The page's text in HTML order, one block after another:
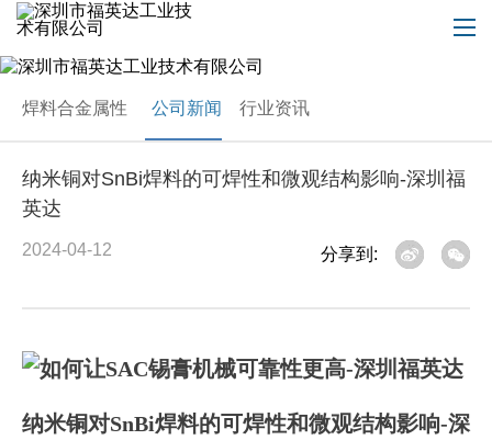
焊料合金属性 公司新闻 行业资讯
纳米铜对SnBi焊料的可焊性和微观结构影响-深圳福
英达
2024-04-12 分享到:
纳米铜对SnBi焊料的可焊性和微观结构影响-深